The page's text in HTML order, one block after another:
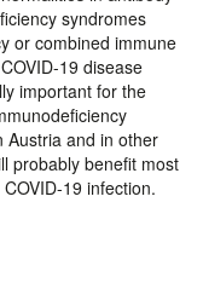
syndromes
or combined immune
19 disease
important for the
Austria and in other
probably benefit most
19 infection.